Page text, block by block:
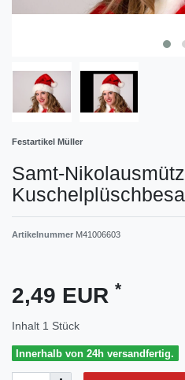
Festartikel Müller
Samt-
Artikelnummer M41006603
2,49 EUR *
Inhalt 1 Stück
Innerhalb von 24h versandfertig.